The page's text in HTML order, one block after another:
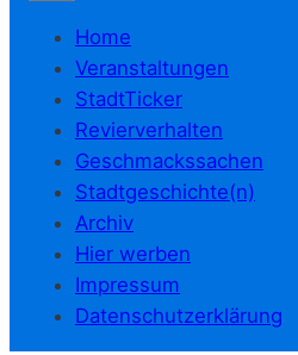
Home
Veranstaltungen
StadtTicker
Revierverhalten
Geschmackssachen
Stadtgeschichte(n)
Archiv
Hier werben
Impressum
Datenschutzerklärung